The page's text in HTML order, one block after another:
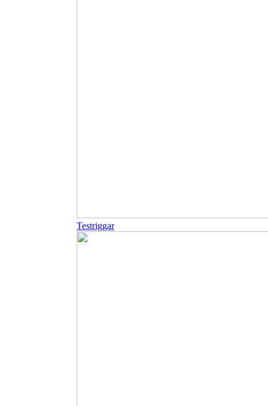
Testriggar